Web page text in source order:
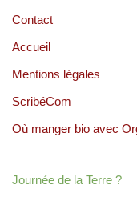
Contact
Accueil
Mentions légales
ScribéCom
Où manger bio avec
Journée de la Terre ?